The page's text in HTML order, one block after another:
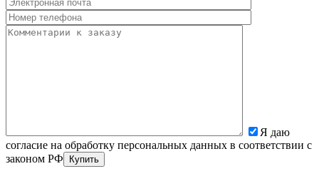
Я даю
согласие на обработку персональных данных в соответствии с
законом РФ